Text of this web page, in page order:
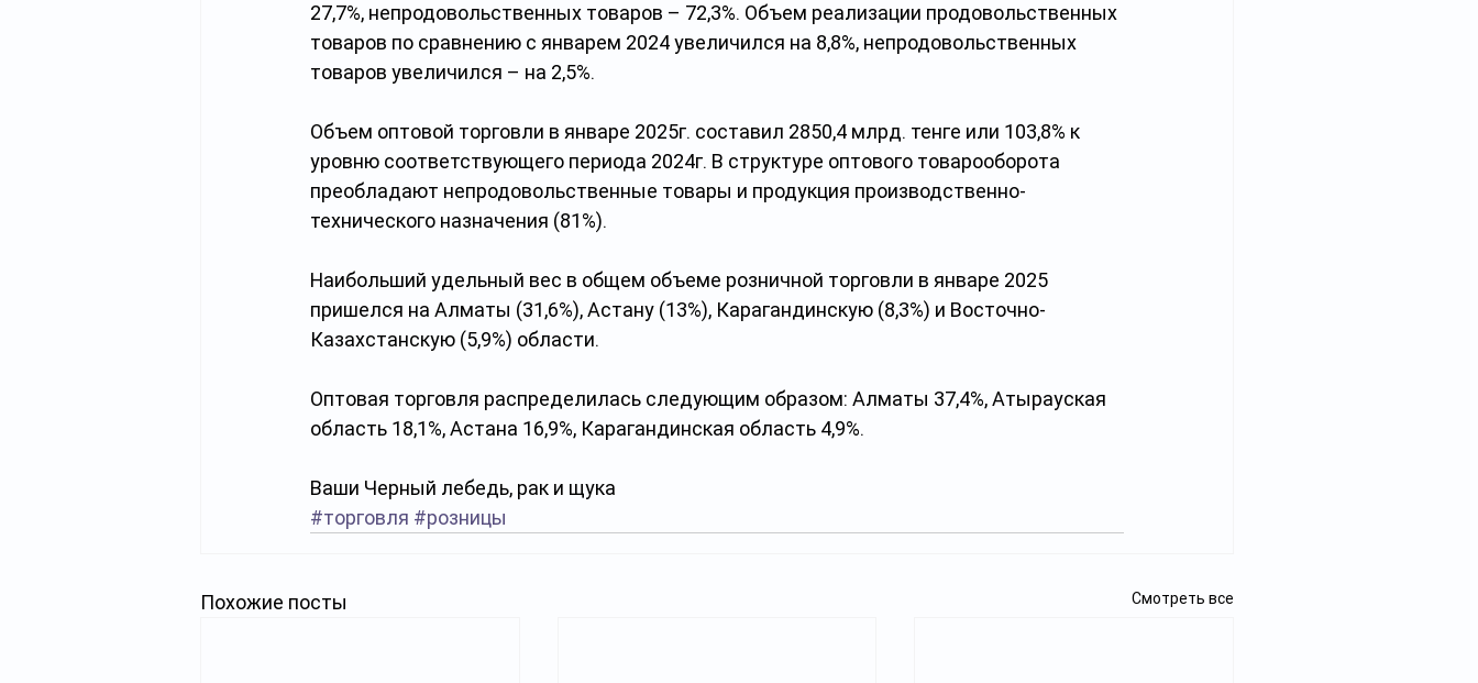
27,7%, непродовольственных товаров – 72,3%. Объем реализации продовольственных
товаров по сравнению с январем 2024 увеличился на 8,8%, непродовольственных
товаров увеличился – на 2,5%.
Объем оптовой торговли в январе 2025г. составил 2850,4 млрд. тенге или 103,8% к
уровню соответствующего периода 2024г. В структуре оптового товарооборота
преобладают непродовольственные товары и продукция производственно-
технического назначения (81%).
Наибольший удельный вес в общем объеме розничной торговли в январе 2025
пришелся на Алматы (31,6%), Астану (13%), Карагандинскую (8,3%) и Восточно-
Казахстанскую (5,9%) области.
Оптовая торговля распределилась следующим образом: Алматы 37,4%, Атырауская
область 18,1%, Астана 16,9%, Карагандинская область 4,9%.
Ваши Черный лебедь, рак и щука
#торговля #розницы
Похожие посты Смотреть все